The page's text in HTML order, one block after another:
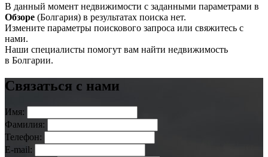
В данный момент недвижимости с заданными параметрами в
Обзоре (Болгария) в результатах поиска нет.
Измените параметры поискового запроса или свяжитесь с
нами.
Наши специалисты помогут вам найти недвижимость
в Болгарии.
Связаться с нами
Имя:
Фамилия:
Телефон:
E-mail: